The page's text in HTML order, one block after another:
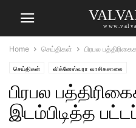
Home செய்திகள் பிரபல
செய்திகள் விக்னேஸ்வரா வாசிகசாலை
பிரபல
இடம்பிடித்த